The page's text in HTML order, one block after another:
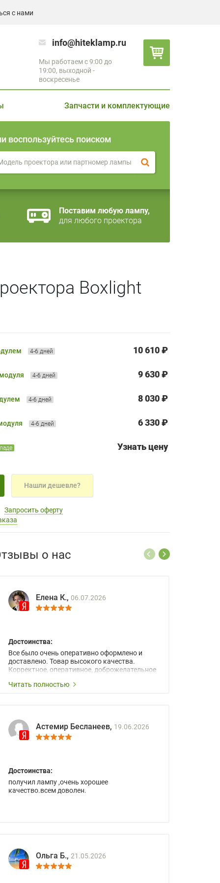
с нами
info@hiteklamp.ru
Мы работаем с 9:00 до
19:00, выходной -
воскресенье
Запчасти и комплектующие
воспользуйтесь поиском
Поставим любую лампу,
для любого проектора
Boxlight
4-6 дней 10 610 ₽
4-6 дней 9 630 ₽
4-6 дней 8 030 ₽
4-6 дней 6 330 ₽
Узнать цену
Нашли дешевле?
Запросить оферту
о нас
Елена К., 06.07.2026
Достоинства:
Все было очень оперативно оформлено и
доставлено. Товар высокого качества.
Корректное, оперативное, доброжелательное
Читать полностью
Астемир Бесланеев, 19.06.2026
Достоинства:
получил лампу ,очень хорошее
качество.всем доволен.
Ольга Б., 21.05.2026